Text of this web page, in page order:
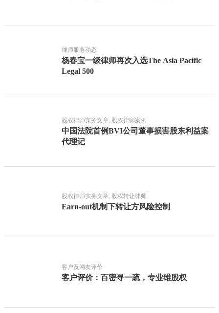
律师服务动态
杨春宝一级律师再次入选The Asia Pacific
Legal 500
股权律师实务文章, 股权律师案例
中国法院首例BVI公司董事损害股东利益案
代理记
股权律师实务文章, 股权转让律师
Earn-out机制下转让方风险控制
客户及网友评价
客户评价：百密寻一疏，专业维股权